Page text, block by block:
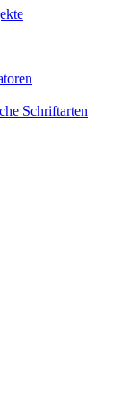
Schriftarten